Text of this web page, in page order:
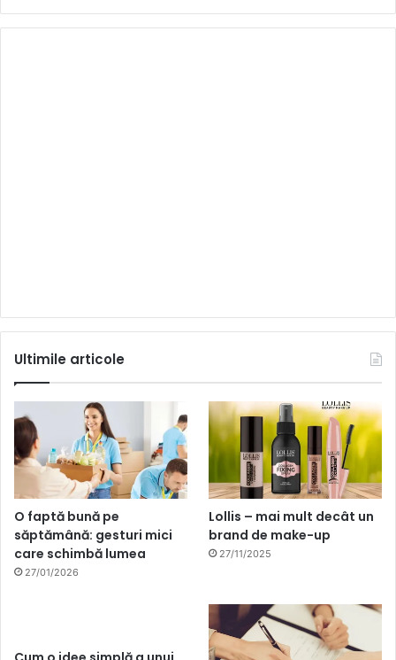
Ultimile articole
O faptă bună pe
săptămână: gesturi mici
care schimbă lumea
27/01/2026
Lollis – mai mult decât un
brand de make-up
27/11/2025